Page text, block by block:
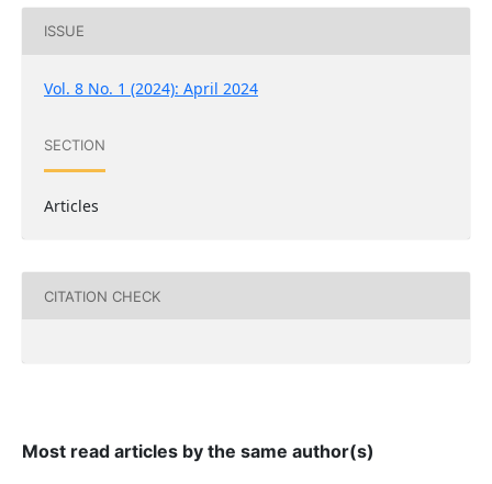
ISSUE
Vol. 8 No. 1 (2024): April 2024
SECTION
Articles
CITATION CHECK
Most read articles by the same author(s)